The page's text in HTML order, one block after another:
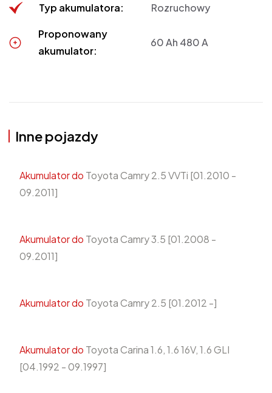
Typ akumulatora: Rozruchowy
Proponowany
akumulator:
60 Ah 480 A
Inne pojazdy
Akumulator do Toyota Camry 2.5 VVTi [01.2010 -
09.2011]
Akumulator do Toyota Camry 3.5 [01.2008 -
09.2011]
Akumulator do Toyota Camry 2.5 [01.2012 -]
Akumulator do Toyota Carina 1.6, 1.6 16V, 1.6 GLI
[04.1992 - 09.1997]